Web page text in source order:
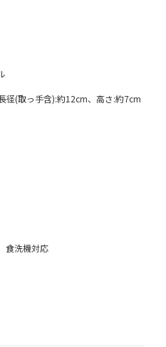
径(取っ手含):約12cm、高さ:約7cm
食洗機対応